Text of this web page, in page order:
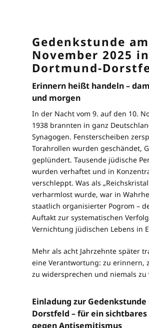
Gedenkstunde
November 2025 in
Dortmund-
Erinnern heißt handeln –
und morgen
In der Nacht vom 9. auf den 10.
1938 brannten in ganz
Synagogen. Fensterscheiben
Torahrollen wurden geschändet,
geplündert. Tausende jüdische
wurden verhaftet und in
verschleppt. Was als
verharmlost wurde, war in
staatlich organisierter Pogrom –
Auftakt zur systematischen
Vernichtung jüdischen Lebens in
Mehr als acht Jahrzehnte später
eine Verantwortung: zu erinnern,
zu widersprechen und niemals zu
Einladung zur Gedenkstunde
Dorstfeld – für ein sichtbares
gegen Antisemitismus